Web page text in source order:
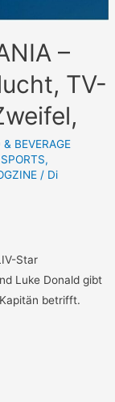
–
TV-
& BEVERAGE
,
/ Di
Star
Luke Donald gibt
betrifft.